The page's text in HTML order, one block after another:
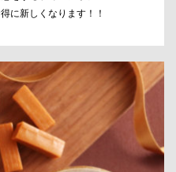
に新しくなります！！